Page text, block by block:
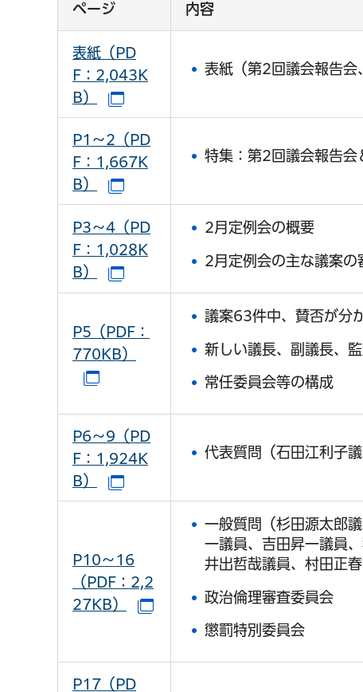
ページ 内容
表紙（PD
F：2,043K
B）
表紙（第2回議会報告会
P1～2（PD
F：1,667K
B）
特集：第2回議会報告会
P3～4（PD
F：1,028K
B）
2月定例会の概要
2月定例会の主な議案の
P5（PDF：
770KB）
（別ウインドウで開きます）
議案63件中、賛否が分
新しい議長、副議長、
常任委員会等の構成
P6～9（PD
F：1,924K
B）
代表質問（石田江利子
P10～16
（PDF：2,2
27KB）
（別ウインドウで開きます）
一般質問（杉田源太郎
一議員、吉田昇一議員
井出哲哉議員、村田正春
政治倫理審査委員会
懲罰特別委員会
P17（PD